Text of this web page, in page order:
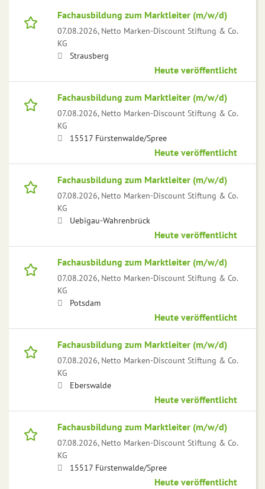
Fachausbildung zum Marktleiter (m/w/d)
07.08.2026, Netto Marken-Discount Stiftung & Co.
KG
Strausberg
Heute veröffentlicht
Fachausbildung zum Marktleiter (m/w/d)
07.08.2026, Netto Marken-Discount Stiftung & Co.
KG
15517 Fürstenwalde/Spree
Heute veröffentlicht
Fachausbildung zum Marktleiter (m/w/d)
07.08.2026, Netto Marken-Discount Stiftung & Co.
KG
Uebigau-Wahrenbrück
Heute veröffentlicht
Fachausbildung zum Marktleiter (m/w/d)
07.08.2026, Netto Marken-Discount Stiftung & Co.
KG
Potsdam
Heute veröffentlicht
Fachausbildung zum Marktleiter (m/w/d)
07.08.2026, Netto Marken-Discount Stiftung & Co.
KG
Eberswalde
Heute veröffentlicht
Fachausbildung zum Marktleiter (m/w/d)
07.08.2026, Netto Marken-Discount Stiftung & Co.
KG
15517 Fürstenwalde/Spree
Heute veröffentlicht